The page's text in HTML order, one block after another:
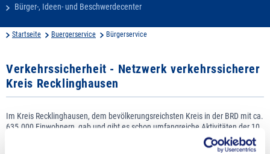
Bürger-, Ideen- und Beschwerdecenter
Startseite Buergerservice Bürgerservice
Verkehrssicherheit - Netzwerk verkehrssicherer
Kreis Recklinghausen
Im Kreis Recklinghausen, dem bevölkerungsreichsten Kreis in der BRD mit ca.
635.000 Einwohnern, gab und gibt es schon umfangreiche Aktivitäten der 10
kreisangehörigen Städte, der Polizei und anderer Organisationen zur
Erhöhung der Verkehrssicherheit. Unser Bestreben ist es, mit dem Netzwerk